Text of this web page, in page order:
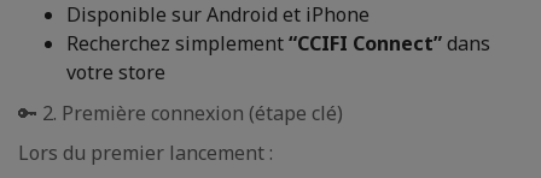
Disponible sur Android et iPhone
Recherchez simplement“CCIFI Connect”dans
votre store
🔑 2. Première connexion (étape clé)
Lors du premier lancement :